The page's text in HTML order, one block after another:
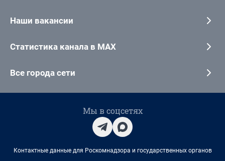
Наши вакансии
Статистика канала в MAX
Все города сети
Мы в соцсетях
Контактные данные для Роскомнадзора и государственных органов